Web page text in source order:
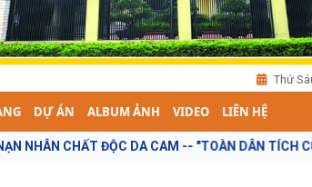
Thứ
DỰ ÁN ALBUM ẢNH VIDEO LIÊN HỆ
-- "TOÀN DÂN TÍCH CỰC ĐÓNG GÓP Ý KIẾN